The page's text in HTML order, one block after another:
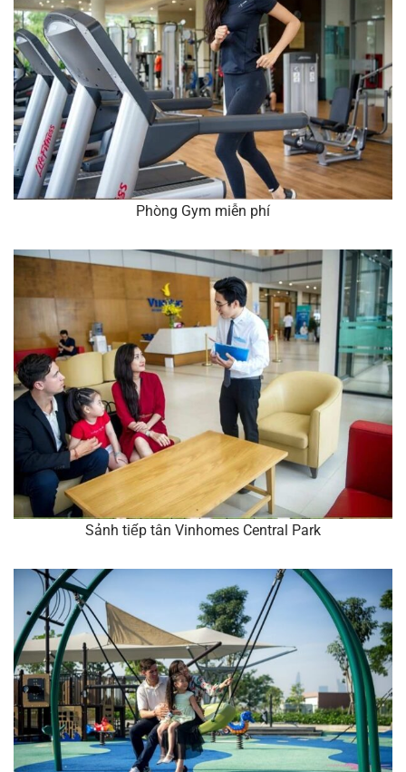
Phòng Gym miễn phí
Sảnh tiếp tân Vinhomes Central Park